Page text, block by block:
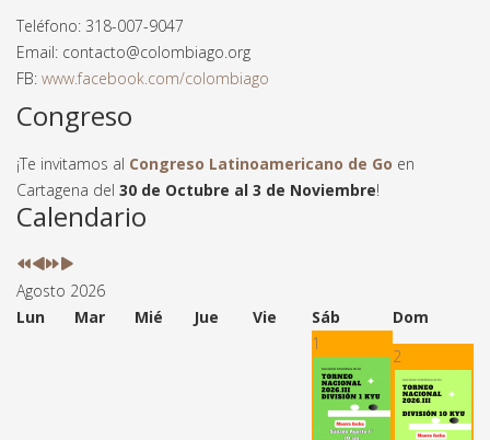
Teléfono: 318-007-9047
Email: contacto@colombiago.org
FB: www.facebook.com/colombiago
Congreso
¡Te invitamos al Congreso Latinoamericano de Go en
Cartagena del 30 de Octubre al 3 de Noviembre!
Calendario
Año
anterior
Mes
anterior
Próximo
año
Próximo
mes
Agosto 2026
Lun
Mar Mié Jue Vie Sáb
Dom
1
2